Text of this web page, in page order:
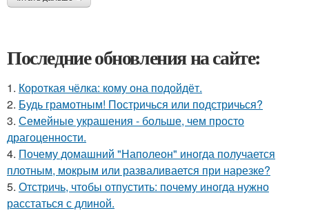
Последние обновления на сайте:
1. Короткая чёлка: кому она подойдёт.
2. Будь грамотным! Постричься или подстричься?
3. Семейные украшения - больше, чем просто
драгоценности.
4. Почему домашний "Наполеон" иногда получается
плотным, мокрым или разваливается при нарезке?
5. Отстричь, чтобы отпустить: почему иногда нужно
расстаться с длиной.